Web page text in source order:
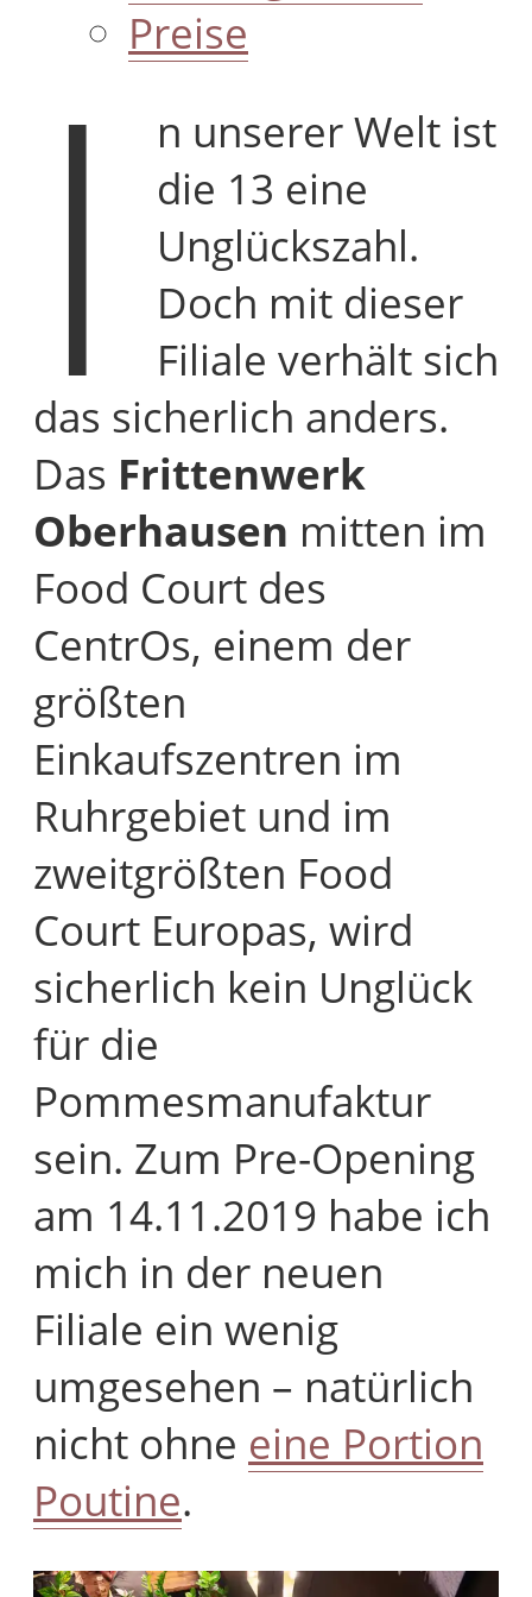
Preise
I
n unserer Welt ist
die 13 eine
Unglückszahl.
Doch mit dieser
Filiale verhält sich
das sicherlich anders.
Das Frittenwerk
Oberhausen mitten im
Food Court des
CentrOs, einem der
größten
Einkaufszentren im
Ruhrgebiet und im
zweitgrößten Food
Court Europas, wird
sicherlich kein Unglück
für die
Pommesmanufaktur
sein. Zum Pre-Opening
am 14.11.2019 habe ich
mich in der neuen
Filiale ein wenig
umgesehen – natürlich
nicht ohne eine Portion
Poutine.